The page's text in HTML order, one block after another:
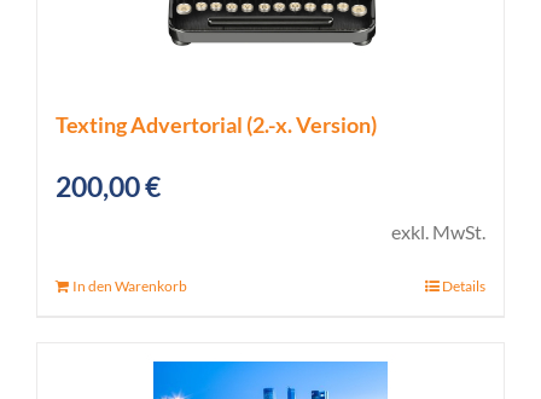
Texting Advertorial (2.-x. Version)
200,00€
exkl. MwSt.
In den Warenkorb Details